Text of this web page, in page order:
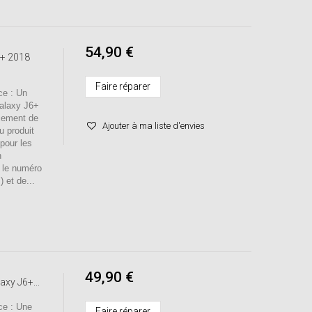
2018
: Un
J6+
de
produit
les
numéro
et de...
54,90 €
Faire réparer
Ajouter à ma liste d'envies
J6+...
: Une
49,90 €